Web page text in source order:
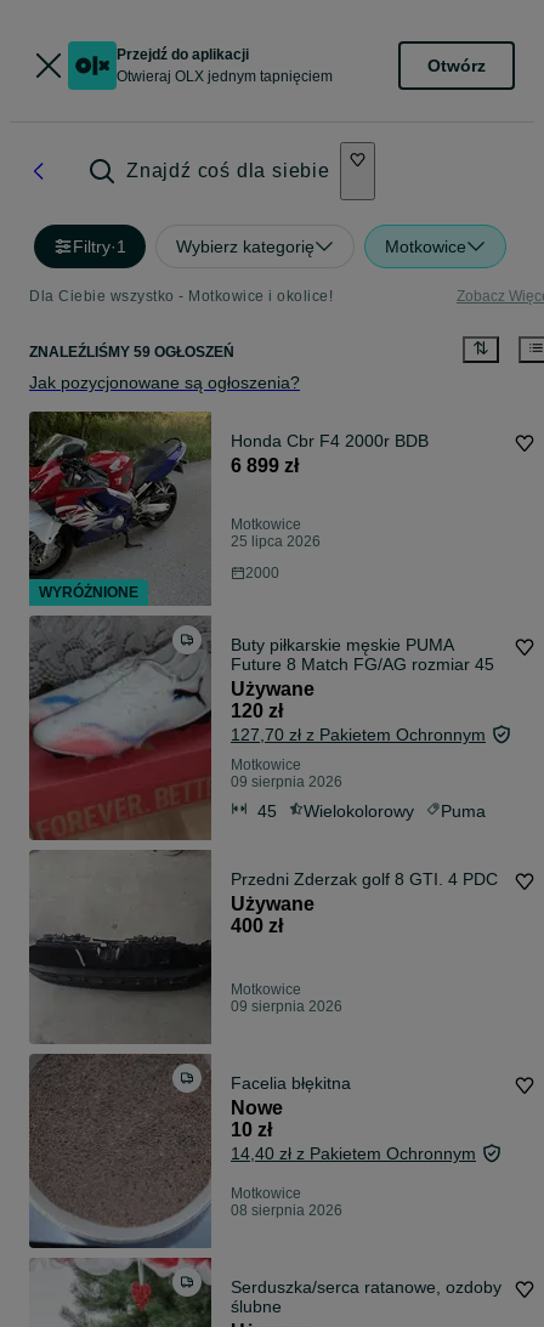
Przejdź do aplikacji
Otwieraj OLX jednym tapnięciem
Otwórz
Znajdź coś dla siebie
Filtry·1 Wybierz kategorię Motkowice
Dla Ciebie wszystko - Motkowice i okolice! Zobacz
ZNALEŹLIŚMY 59 OGŁOSZEŃ
Jak pozycjonowane są ogłoszenia?
Honda Cbr F4 2000r BDB
6 899 zł
Motkowice
25 lipca 2026
2000
Buty piłkarskie męskie PUMA
Future 8 Match FG/AG rozmiar 45
Używane
120 zł
127,70 zł z Pakietem Ochronnym
Motkowice
09 sierpnia 2026
45 Wielokolorowy Puma
Przedni Zderzak golf 8 GTI. 4 PDC
Używane
400 zł
Motkowice
09 sierpnia 2026
Facelia błękitna
Nowe
10 zł
14,40 zł z Pakietem Ochronnym
Motkowice
08 sierpnia 2026
Serduszka/serca ratanowe, ozdoby
ślubne
WYRÓŻNIONE